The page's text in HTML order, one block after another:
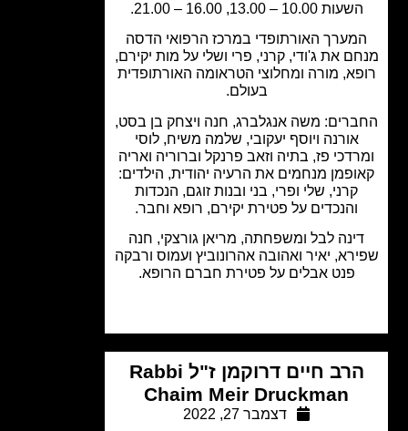
האורתופדי במרכז הרפואי הדסה
את ג'ודי, קרני, פרי ושלי על מות יקירם,
מורה ומחלוצי הטראומה האורתופדית
משה אנגלברג, חנה ויצחק בן בסט,
אורנה ויוסף יעקובי, שלמה משיח, לוסי
פז, בתיה וזאב פרנקל וברוריה ואריה
מנחמים את הרעיה יהודית, הילדים:
קרני, שלי ופרי, בני ובנות זוגם, הנכדות
והנכדים על פטירת יקירם, רופא וחבר.
לבל ומשפחתה, מריאן גורצקי, חנה
יאיר ואהובה אהרונוביץ ועמוס ורבקה
פנט אבלים על פטירת חברם הרופא.
הרב חיים דרוקמן ז"ל Rabbi
Chaim Meir Druckman
דצמבר 27, 2022